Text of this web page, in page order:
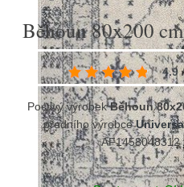
Běhoun 80x200
4.9 /
Poctivý výrobekBěhoun
předního výrobce
AF1458048312